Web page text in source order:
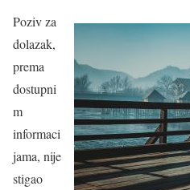
Poziv za
dolazak,
prema
dostupni
m
informaci
jama, nije
stigao